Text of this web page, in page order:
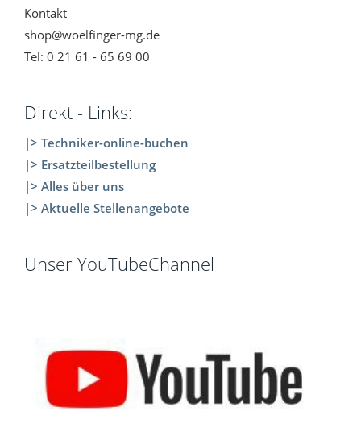
Kontakt
shop@woelfinger-mg.de
Tel: 0 21 61 - 65 69 00
Direkt - Links:
|> Techniker-online-buchen
|> Ersatzteilbestellung
|> Alles über uns
|> Aktuelle Stellenangebote
Unser YouTubeChannel